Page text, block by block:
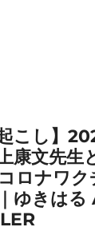
こし】
康文先生
ロナワ
ゆきは